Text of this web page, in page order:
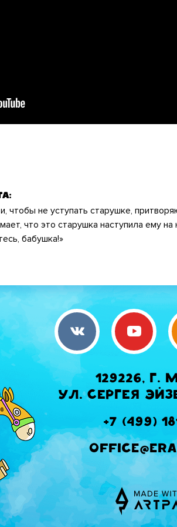
чтобы не уступать старушке,
что это старушка наступила ему
бабушка!»
129226, г.
ул. Сергея
+7 (499)